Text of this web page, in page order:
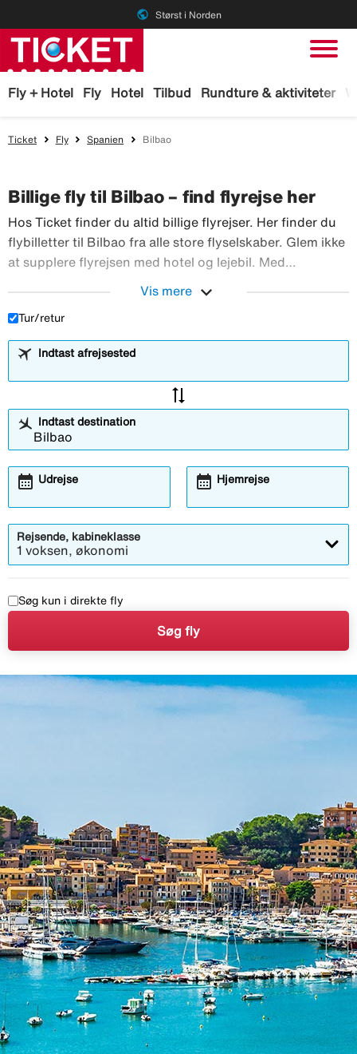
public Størst i Norden
Fly + Hotel Fly Hotel Tilbud Rundture & aktiviteter
Ticket Fly Spanien Bilbao
Billige fly til Bilbao – find flyrejse her
Hos Ticket finder du altid billige flyrejser. Her finder du
flybilletter til Bilbao fra alle store flyselskaber. Glem ikke
at supplere flyrejsen med hotel og lejebil. Med
Vis mere expand_more
Tur/retur
Indtast afrejsested
sync_alt
Indtast destination
Udrejse
calendar_month Hjemrejse
calendar_month
Rejsende, kabineklasse
1 voksen, økonomi
Søg kun i direkte fly
Søg fly